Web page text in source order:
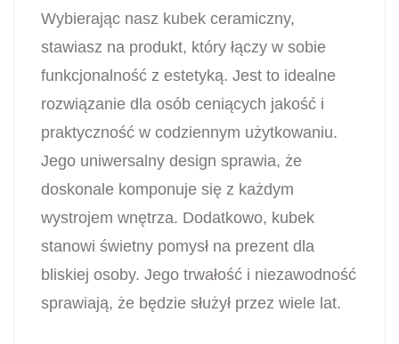
Wybierając nasz kubek ceramiczny,
stawiasz na produkt, który łączy w sobie
funkcjonalność z estetyką. Jest to idealne
rozwiązanie dla osób ceniących jakość i
praktyczność w codziennym użytkowaniu.
Jego uniwersalny design sprawia, że
doskonale komponuje się z każdym
wystrojem wnętrza. Dodatkowo, kubek
stanowi świetny pomysł na prezent dla
bliskiej osoby. Jego trwałość i niezawodność
sprawiają, że będzie służył przez wiele lat.